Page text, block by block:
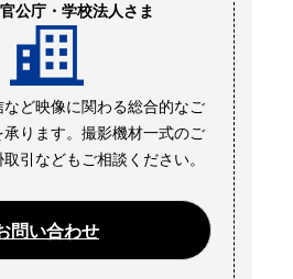
公庁・学校法人さま
ど映像に関わる総合的なご
ります。撮影機材一式のご
引などもご相談ください。
問い合わせ